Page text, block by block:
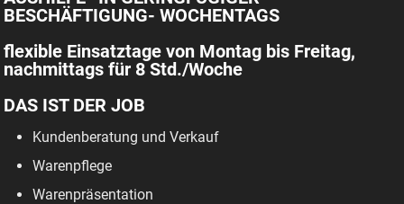
BESCHÄFTIGUNG- WOCHENTAGS
flexible Einsatztage von Montag bis Freitag,
nachmittags für 8 Std./Woche
DAS IST DER JOB
Kundenberatung und Verkauf
Warenpflege
Warenpräsentation